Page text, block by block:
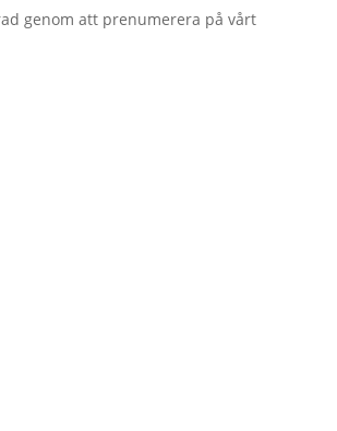
genom att prenumerera på vårt